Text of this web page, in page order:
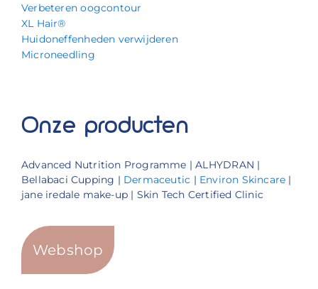
Verbeteren oogcontour
XL Hair®
Huidoneffenheden verwijderen
Microneedling
Onze producten
Advanced Nutrition Programme | ALHYDRAN |
Bellabaci Cupping | Dermaceutic | Environ Skincare |
jane iredale make-up | Skin Tech Certified Clinic
Webshop